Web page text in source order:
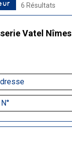
6 Résultats
Vatel Nîmes